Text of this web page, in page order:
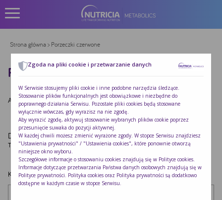
Strona główna> Porzeczki czerwone
PORZECZKI CZERWONE
Autor:Redakcja Nutricia|Opublikowano:2022-10-24
Dodaj komentarz
Twój adres e-mail nie zostanie opublikowany.Wymagane pola są oznaczone
Komentarz*
Zgoda na pliki cookie i przetwarzanie danych
W Serwisie stosujemy pliki cookie i inne podobne narzędzia śledzące.
Stosowanie plików funkcjonalnych jest obowiązkowe i niezbędne do
poprawnego działania Serwisu. Pozostałe pliki cookies będą stosowane
wyłącznie wówczas, gdy wyrazisz na nie zgodę.
Aby wyrazić zgodę, aktywuj stosowanie wybranych plików cookie poprzez
przesunięcie suwaka do pozycji aktywnej.
W każdej chwili możesz zmienić wyrażone zgody. W stopce Serwisu znajdziesz
"Ustawienia prywatności" / "Ustawienia cookies", które ponownie otworzą
niniejsze okno wyboru.
Szczegółowe informacje o stosowaniu cookies znajdują się w Polityce cookies
Informacje dotyczące przetwarzania Państwa danych osobowych znajdują się w
Polityce prywatności . Polityka cookies oraz Polityka prywatności są dodatkowo
dostępne w każdym czasie w stopce Serwisu.